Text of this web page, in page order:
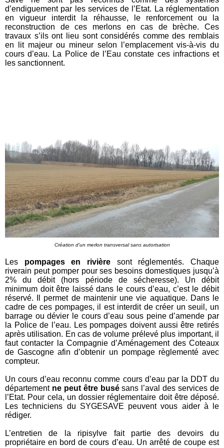
d’endiguement par les services de l’Etat. La réglementation
en vigueur interdit la réhausse, le renforcement ou la
reconstruction de ces merlons en cas de brèche. Ces
travaux s’ils ont lieu sont considérés comme des remblais
en lit majeur ou mineur selon l’emplacement vis-à-vis du
cours d’eau. La Police de l’Eau constate ces infractions et
les sanctionnent.
Création d'un merlon transversal sans autorisation
Les pompages en rivière sont réglementés. Chaque
riverain peut pomper pour ses besoins domestiques jusqu’à
2% du débit (hors période de sécheresse). Un débit
minimum doit être laissé dans le cours d’eau, c’est le débit
réservé. Il permet de maintenir une vie aquatique. Dans le
cadre de ces pompages, il est interdit de créer un seuil, un
barrage ou dévier le cours d’eau sous peine d’amende par
la Police de l’eau. Les pompages doivent aussi être retirés
après utilisation. En cas de volume prélevé plus important, il
faut contacter la Compagnie d’Aménagement des Coteaux
de Gascogne afin d’obtenir un pompage règlementé avec
compteur.
Un cours d’eau reconnu comme cours d’eau par la DDT du
département ne peut être busésans l’aval des services de
l’Etat. Pour cela, un dossier réglementaire doit être déposé.
Les techniciens du SYGESAVE peuvent vous aider à le
rédiger.
L’entretien de la ripisylve fait partie des devoirs du
propriétaire en bord de cours d’eau. Un arrêté de coupe est